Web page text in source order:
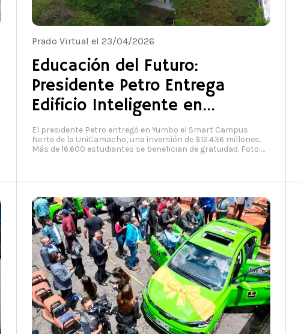
Prado Virtual el 23/04/2026
Educación del Futuro:
Presidente Petro Entrega
Edificio Inteligente en
UniCamacho para 20 Mil
Estudiantes
El presidente Petro entregó en Yumbo el Smart Campus
Norte de la UniCamacho, una inversión de $12.436 millones.
Más de 16.600 estudiantes se benefician de gratuidad. Foto: